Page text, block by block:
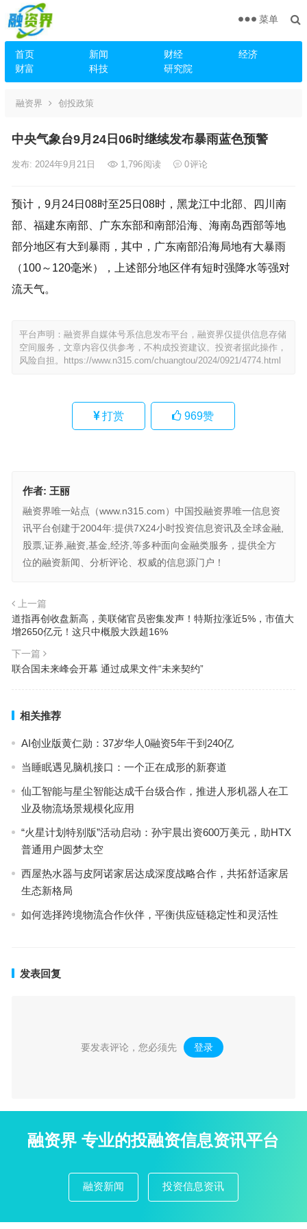
首页 新闻 财经
经济
财富
科技 研究院
菜单
融资界 创投政策
中央气象台9月24日06时继续发布暴雨蓝色预警
发布: 2024年9月21日 1,796阅读 0评论
预计，9月24日08时至25日08时，黑龙江中北部、四川南
部、福建东南部、广东东部和南部沿海、海南岛西部等地
部分地区有大到暴雨，其中，广东南部沿海局地有大暴雨
（100～120毫米），上述部分地区伴有短时强降水等强对
流天气。
平台声明：融资界自媒体号系信息发布平台，融资界仅提供信息存储
空间服务，文章内容仅供参考，不构成投资建议。投资者据此操作，
风险自担。
https://www.n315.com/chuangtou/2024/0921/4774.html
打赏 969赞
作者: 王丽
融资界唯一站点（www.n315.com）中国投融资界唯一信息资
讯平台创建于2004年:提供7X24小时投资信息资讯及全球金融,
股票,证券,融资,基金,经济,等多种面向金融类服务，提供全方
位的融资新闻、分析评论、权威的信息源门户！
上一篇
道指再创收盘新高，美联储官员密集发声！特斯拉涨近5%，市值大
增2650亿元！这只中概股大跌超16%
下一篇
联合国未来峰会开幕 通过成果文件“未来契约”
相关推荐
AI创业版黄仁勋：37岁华人0融资5年干到240亿
当睡眠遇见脑机接口：一个正在成形的新赛道
仙工智能与星尘智能达成千台级合作，推进人形机器人在工
业及物流场景规模化应用
“火星计划特别版”活动启动：孙宇晨出资600万美元，助HTX
普通用户圆梦太空
西屋热水器与皮阿诺家居达成深度战略合作，共拓舒适家居
生态新格局
如何选择跨境物流合作伙伴，平衡供应链稳定性和灵活性
发表回复
要发表评论，您必须先 登录 。
融资界 专业的投融资信息资讯平台
融资新闻 投资信息资讯